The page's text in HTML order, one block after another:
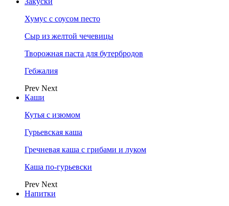
Хумус с соусом песто
Сыр из желтой чечевицы
Творожная паста для бутербродов
Гебжалия
Prev Next
Каши
Кутья с изюмом
Гурьевская каша
Гречневая каша с грибами и луком
Каша по-гурьевски
Prev Next
Напитки